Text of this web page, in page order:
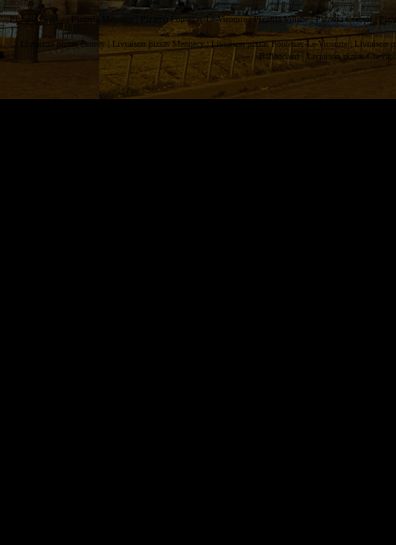
Pizzeria Ormoy | Pizzeria Mennecy | Pizzeria Fontenay-Le-Vicomte |Pizzeria Villabe |Pizzeria Corbeil |
Livraison pizzas Ormoy | Livraison pizzas Mennecy |Livraison pizzas Fontenay-Le-Vicomte | Livraison
Ballancourt | Livraison pizzas